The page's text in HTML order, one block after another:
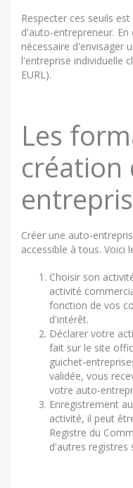
Respecter ces seuils
d'auto-entrepreneur.
nécessaire d'envisager
l'entreprise individuelle
EURL).
Les
création
Créer une auto-
accessible à tous. Voici
Choisir son
activité
fonction de vos
d'intérêt.
Déclarer votre
fait sur le site
guichet-
validée, vous
votre auto-
Enregistrement
activité, il peut
Registre du
d'autres registres